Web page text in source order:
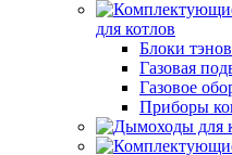
для котлов
Блоки тэнов
Газовая
Газовое
Приборы